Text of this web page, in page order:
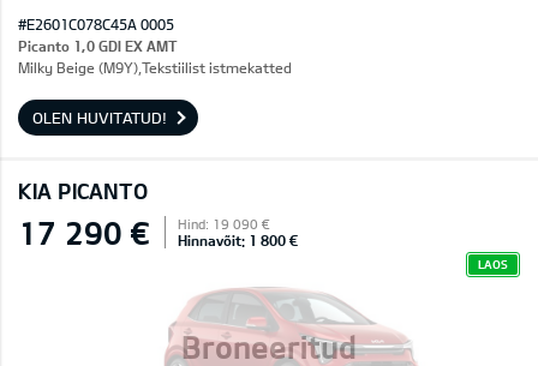
#E2601C078C45A 0005
Picanto 1,0 GDI EX AMT
Milky Beige (M9Y),Tekstiilist istmekatted
OLEN HUVITATUD!
KIA PICANTO
Broneeritud
17 290 € Hind: 19 090 €
Hinnavõit: 1 800 €
LAOS